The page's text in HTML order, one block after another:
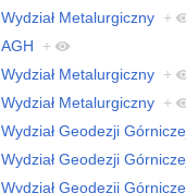
Wydział Metalurgiczny +
AGH
+
Wydział Metalurgiczny +
Wydział Metalurgiczny +
Wydział Geodezji
Wydział Geodezji
Wydział Geodezji